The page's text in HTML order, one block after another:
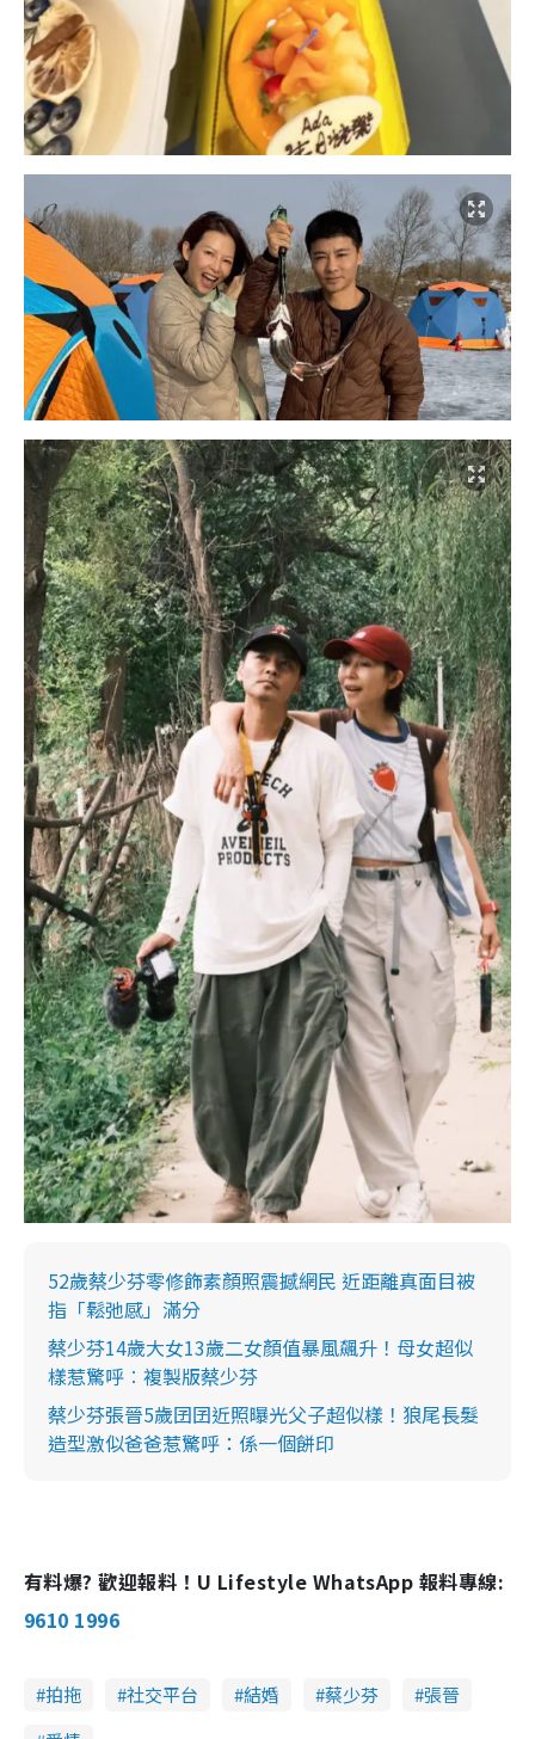
52歲蔡少芬零修飾素顏照震撼網民 近距離真面目被
指「鬆弛感」滿分
蔡少芬14歲大女13歲二女顏值暴風飆升！母女超似
樣惹驚呼︰複製版蔡少芬
蔡少芬張晉5歲囝囝近照曝光父子超似樣！狼尾長髮
造型激似爸爸惹驚呼：係一個餅印
有料爆? 歡迎報料！U Lifestyle WhatsApp 報料專線:
9610 1996
拍拖 社交平台 結婚 蔡少芬
張晉